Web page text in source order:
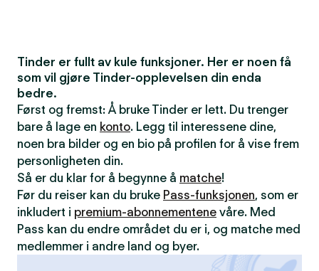
Tinder er fullt av kule funksjoner. Her er noen få
som vil gjøre Tinder-opplevelsen din enda
bedre.
Først og fremst: Å bruke Tinder er lett. Du trenger
bare å lage en konto. Legg til interessene dine,
noen bra bilder og en bio på profilen for å vise frem
personligheten din.
Så er du klar for å begynne å matche!
Før du reiser kan du bruke Pass-funksjonen, som er
inkludert i premium-abonnementene våre. Med
Pass kan du endre området du er i, og matche med
medlemmer i andre land og byer.